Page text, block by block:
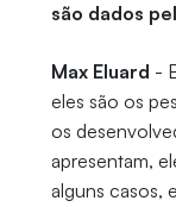
são dados
Max Eluard -
eles são os
os
apresentam,
alguns casos,